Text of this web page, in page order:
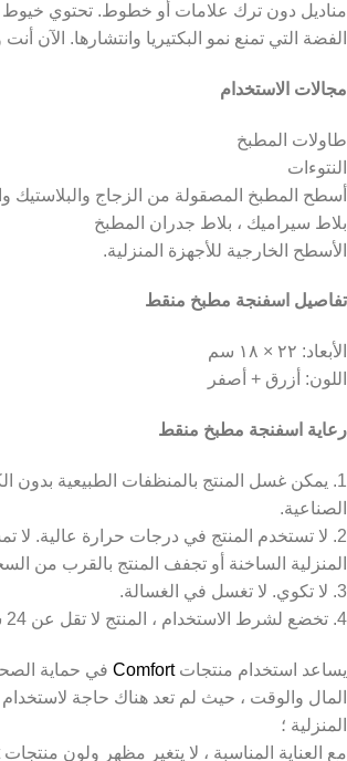
أو خطوط. تحتوي خيوط الإسفنج على أيونات
البكتيريا وانتشارها. الآن أنت وأطفالك بأمان.
من الزجاج والبلاستيك والمعدن
جدران المطبخ
المنزلية.
منقط
منقط
بالمنظفات الطبيعية بدون الكلور أو المنظفات
في درجات حرارة عالية. لا تمسح به الأجهزة
تجفف المنتج بالقرب من السخانات.
Comfortفي حماية الصحة ، فضلاً عن توفير
تعد هناك حاجة لاستخدام المواد الكيميائية
مع العناية المناسبة ، لا يتغير مظهر ولون منتجات Comfort بعد